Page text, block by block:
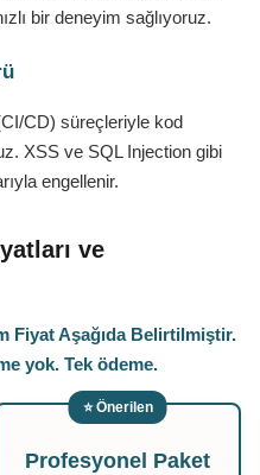
bir deneyim sağlıyoruz.
CD) süreçleriyle kod
XSS ve SQL Injection gibi
engellenir.
ve
Fiyat Aşağıda Belirtilmiştir.
yok. Tek ödeme.
⭐ Önerilen
Profesyonel Paket